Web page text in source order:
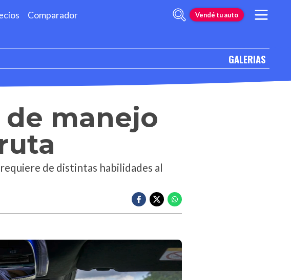
Comparador Vendé tu auto
GALERIAS
de manejo
de distintas habilidades al